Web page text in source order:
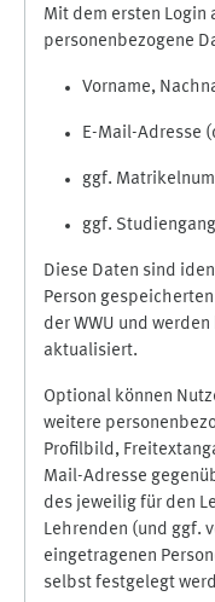
Mit dem ersten Login
personenbezogene
Vorname,
E-Mail-Adresse
ggf.
ggf.
Diese Daten sind
Person
der WWU und
aktualisiert.
Optional können
weitere
Profilbild,
Mail-Adresse
des jeweilig für den
Lehrenden (und ggf.
eingetragenen
selbst festgelegt